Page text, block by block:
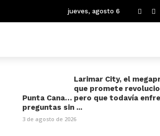
jueves, agosto 6
Larimar City, el
que promete
Punta Cana… pero que todavía
preguntas sin ...
3 de agosto de 2026